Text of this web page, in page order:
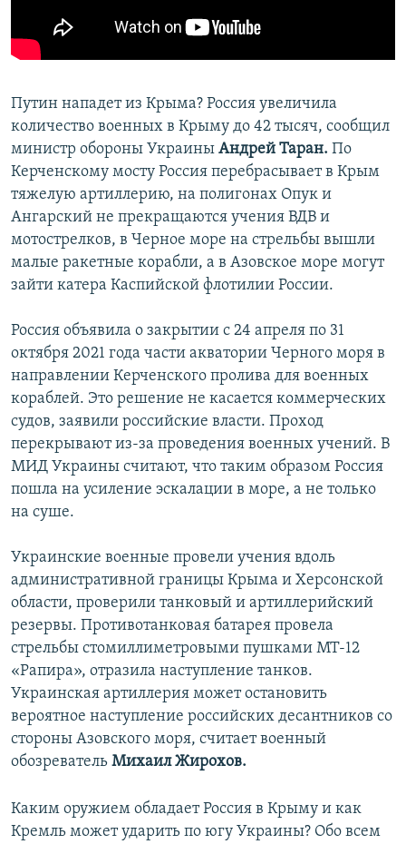
ПОБЕДИТЕЛЕЙ НЕ СУДЯТ?
КРЫМ.НЕПОКОРЕННЫЙ
УКРАИНСКАЯ ПРОБЛЕМА КРЫМА
ПРИСОЕДИНЯЙТЕСЬ!
Все сайты RFE/RL
Путин нападет из Крыма? Россия увеличила
количество военных в Крыму до 42 тысяч, сообщил
министр обороны Украины Андрей Таран. По
Керченскому мосту Россия перебрасывает в Крым
тяжелую артиллерию, на полигонах Опук и
Ангарский не прекращаются учения ВДВ и
мотострелков, в Черное море на стрельбы вышли
малые ракетные корабли, а в Азовское море могут
зайти катера Каспийской флотилии России.
Россия объявила о закрытии с 24 апреля по 31
октября 2021 года части акватории Черного моря в
направлении Керченского пролива для военных
кораблей. Это решение не касается коммерческих
судов, заявили российские власти. Проход
перекрывают из-за проведения военных учений. В
МИД Украины считают, что таким образом Россия
пошла на усиление эскалации в море, а не только
на суше.
Украинские военные провели учения вдоль
административной границы Крыма и Херсонской
области, проверили танковый и артиллерийский
резервы. Противотанковая батарея провела
стрельбы стомиллиметровыми пушками МТ-12
«Рапира», отразила наступление танков.
Украинская артиллерия может остановить
вероятное наступление российских десантников со
стороны Азовского моря, считает военный
обозреватель Михаил Жирохов.
Каким оружием обладает Россия в Крыму и как
Кремль может ударить по югу Украины? Обо всем